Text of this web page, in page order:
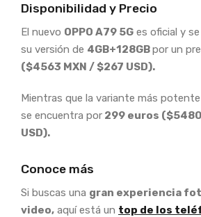
Disponibilidad y Precio
El nuevo OPPO A79 5G es oficial y
su versión de 4GB+128GBpor un
($4563 MXN / $267 USD).
Mientras que la variante más
se encuentra por 299 euros
USD).
Conoce más
Si buscas una gran experiencia
video, aquí está un top de los